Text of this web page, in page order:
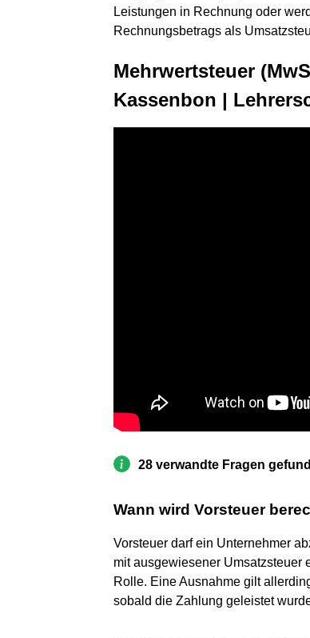
Leistungen in Rechnung oder
Rechnungsbetrags als
Mehrwertsteuer
Kassenbon |
28 verwandte Fragen
Wann wird Vorsteuer
Vorsteuer darf ein Unternehmer
mit ausgewiesener Umsatzsteuer
Rolle. Eine Ausnahme gilt
sobald die Zahlung geleistet